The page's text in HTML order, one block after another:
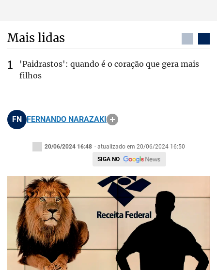
Mais lidas
'Paidrastos': quando é o coração que gera mais
filhos
FN FERNANDO NARAZAKI
20/06/2024 16:48 - atualizado em 20/06/2024 16:50
SIGA NO